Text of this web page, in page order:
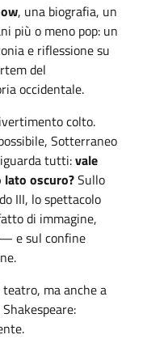
, una biografia, un
più o meno pop: un
e riflessione su
del
occidentale.
colto.
Sotterraneo
tutti:vale
lato oscuro?Sullo
III, lo spettacolo
di immagine,
e sul confine
ma anche a